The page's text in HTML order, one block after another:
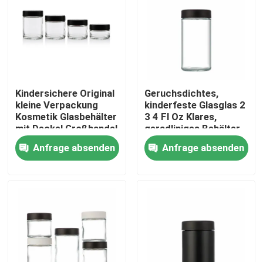
Produkte
Videos
Kindersichere Original
kleine Verpackung
Kosmetik Glasbehälter
mit Deckel Großhandel
Anfrage absenden
Geruchsdichtes,
kinderfeste Glasglas 2
3 4 Fl Oz Klares,
geradliniges Behälter
Anfrage absenden